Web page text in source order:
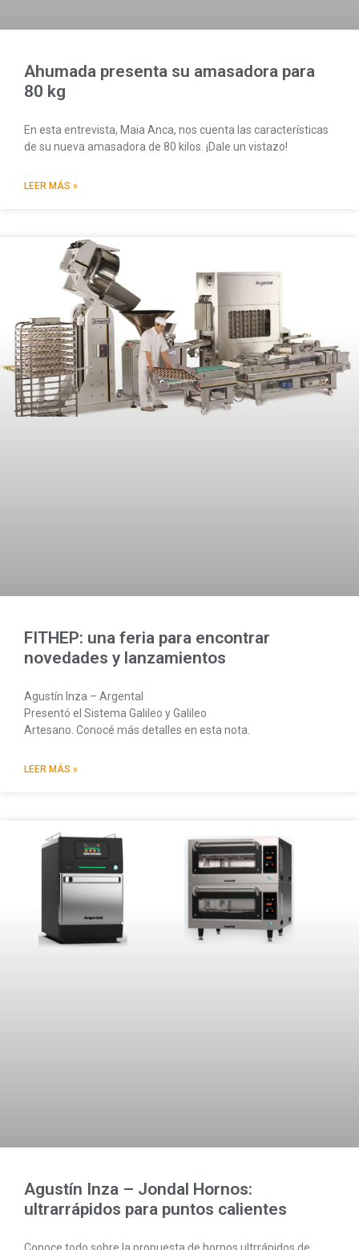
Ahumada presenta su amasadora para
80 kg
En esta entrevista, Maia Anca, nos cuenta las características
de su nueva amasadora de 80 kilos. ¡Dale un vistazo!
LEER MÁS »
FITHEP: una feria para encontrar
novedades y lanzamientos
Agustín Inza – Argental
Presentó el Sistema Galileo y Galileo
Artesano. Conocé más detalles en esta nota.
LEER MÁS »
Agustín Inza – Jondal Hornos:
ultrarrápidos para puntos calientes